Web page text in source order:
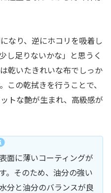
なり、逆にホコリを吸着し
し足りないかな」と思うく
乾いたきれいな布でしっか
この乾拭きを行うことで、
トな艶が生まれ、高級感が
面に薄いコーティングが
。そのため、油分の強い
分と油分のバランスが良